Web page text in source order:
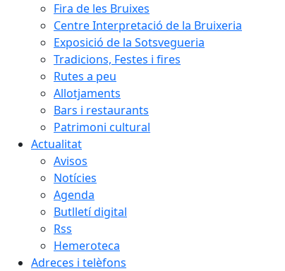
Fira de les Bruixes
Centre Interpretació de la Bruixeria
Exposició de la Sotsvegueria
Tradicions, Festes i fires
Rutes a peu
Allotjaments
Bars i restaurants
Patrimoni cultural
Actualitat
Avisos
Notícies
Agenda
Butlletí digital
Rss
Hemeroteca
Adreces i telèfons